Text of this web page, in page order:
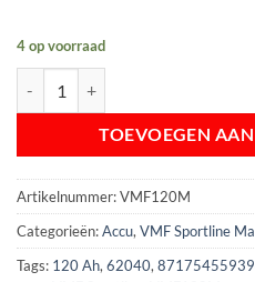
4 op voorraad
TOEVOEGEN
Artikelnummer:VMF120M
Categorieën:Accu,VMF Sportline
Tags: 120 Ah,62040,